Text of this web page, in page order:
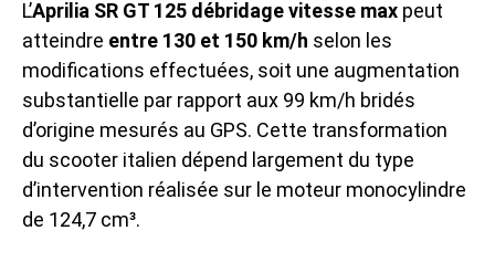
L’Aprilia SR GT 125 débridage vitesse max peut
atteindre entre 130 et 150 km/h selon les
modifications effectuées, soit une augmentation
substantielle par rapport aux 99 km/h bridés
d’origine mesurés au GPS. Cette transformation
du scooter italien dépend largement du type
d’intervention réalisée sur le moteur monocylindre
de 124,7 cm³.